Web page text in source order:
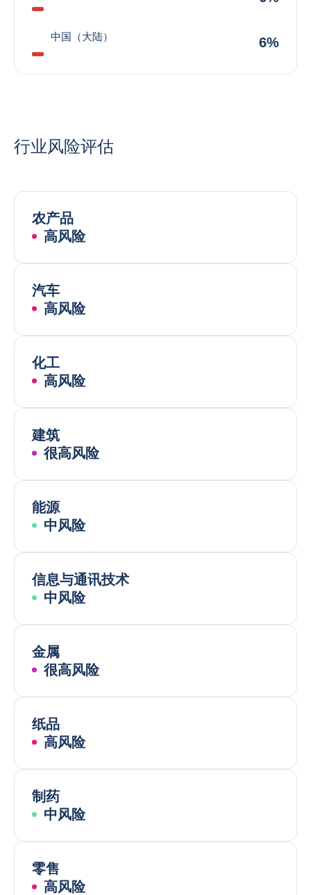
中国（大陆） 6%
行业风险评估
农产品
高风险
汽车
高风险
化工
高风险
建筑
很高风险
能源
中风险
信息与通讯技术
中风险
金属
很高风险
纸品
高风险
制药
中风险
零售
高风险